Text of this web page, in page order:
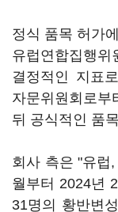
정식 품목 허가
유럽연합집행위
결정적인 지표
자문위원회로
뒤 공식적인 품
회사 측은 "유럽
월부터 2024년
31명의 황반변